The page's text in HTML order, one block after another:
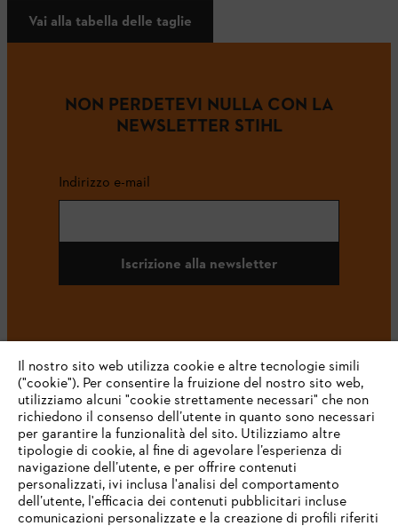
Vai alla tabella delle taglie
NON PERDETEVI NULLA CON LA
NEWSLETTER STIHL
Indirizzo e-mail
Iscrizione alla newsletter
#STIHL
L’azienda
Il nostro sito web utilizza cookie e altre tecnologie simili
("cookie"). Per consentire la fruizione del nostro sito web,
utilizziamo alcuni "cookie strettamente necessari" che non
richiedono il consenso dell’utente in quanto sono necessari
per garantire la funzionalità del sito. Utilizziamo altre
tipologie di cookie, al fine di agevolare l’esperienza di
navigazione dell’utente, e per offrire contenuti
personalizzati, ivi inclusa l'analisi del comportamento
dell’utente, l'efficacia dei contenuti pubblicitari incluse
comunicazioni personalizzate e la creazione di profili riferiti